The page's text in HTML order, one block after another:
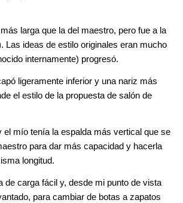
larga que la del maestro, pero fue a la
Las ideas de estilo originales eran mucho
internamente) progresó.
ligeramente inferior y una nariz más
el estilo de la propuesta de salón de
mío tenía la espalda más vertical que se
para dar más capacidad y hacerla
longitud.
de carga fácil y, desde mi punto de vista
para cambiar de botas a zapatos